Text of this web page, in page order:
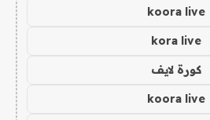
koora live
kora live
كورة لايف
koora live